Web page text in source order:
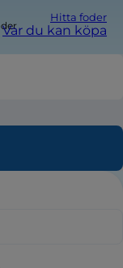
Hitta foder
Var du kan köpa